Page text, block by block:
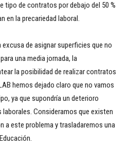
tipo de contratos por debajo del 50 %
en la precariedad laboral.
de asignar superficies que no
una media jornada, la
la posibilidad de realizar contratos
hemos dejado claro que no vamos
ya que supondría un deterioro
Consideramos que existen
a este problema y trasladaremos una